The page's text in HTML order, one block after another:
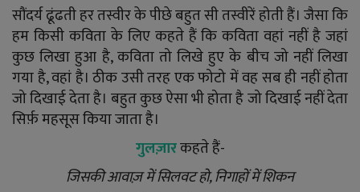
सौंदर्य ढूंढती हर तस्वीर के पीछे बहुत सी तस्वीरें होती हैं। जैसा कि
हम किसी कविता के लिए कहते हैं कि कविता वहां नहीं है जहां
कुछ लिखा हुआ है, कविता तो लिखे हुए के बीच जो नहीं लिखा
गया है, वहां है। ठीक उसी तरह एक फोटो में वह सब ही नहीं होता
जो दिखाई देता है। बहुत कुछ ऐसा भी होता है जो दिखाई नहीं देता
सिर्फ़ महसूस किया जाता है।
गुलज़ारकहते हैं-
जिसकी आवाज़ में सिलवट हो, निगाहों में शिकन